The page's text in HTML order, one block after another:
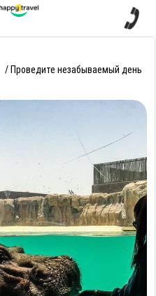
/ Проведите незабываемый день